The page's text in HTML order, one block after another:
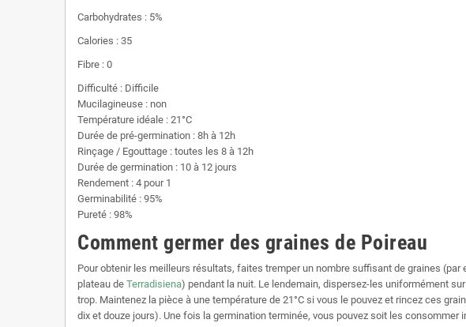
Carbohydrates : 5%
Calories : 35
Fibre : 0
Difficulté : Difficile
Mucilagineuse : non
Température idéale : 21°C
Durée de pré-germination : 8h à 12h
Rinçage / Egouttage : toutes les 8 à 12h
Durée de germination : 10 à 12 jours
Rendement : 4 pour 1
Germinabilité : 95%
Pureté : 98%
Comment germer des graines de Poireau
Pour obtenir les meilleurs résultats, faites tremper un nombre suffisant de graines
plateau de Terradisiena) pendant la nuit. Le lendemain, dispersez-les uniformément
trop. Maintenez la pièce à une température de 21°C si vous le pouvez et rincez ces
dix et douze jours). Une fois la germination terminée, vous pouvez soit les